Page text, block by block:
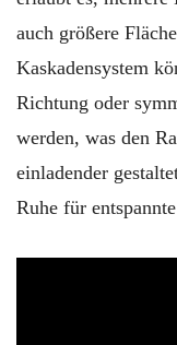
auch größere
Kaskadensystem
Richtung oder
werden, was den
einladender
Ruhe für